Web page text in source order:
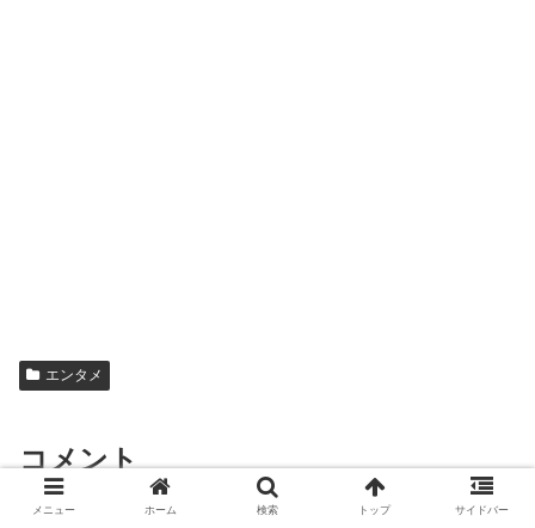
エンタメ
コメント
メニュー ホーム 検索 トップ サイドバー